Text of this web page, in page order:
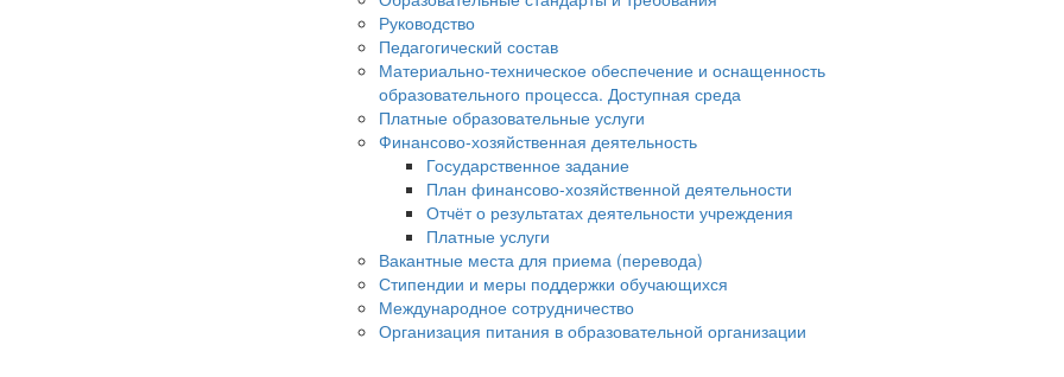
Руководство
Педагогический состав
Материально-техническое обеспечение и оснащенность
образовательного процесса. Доступная среда
Платные образовательные услуги
Финансово-хозяйственная деятельность
Государственное задание
План финансово-хозяйственной деятельности
Отчёт о результатах деятельности учреждения
Платные услуги
Вакантные места для приема (перевода)
Стипендии и меры поддержки обучающихся
Международное сотрудничество
Организация питания в образовательной организации